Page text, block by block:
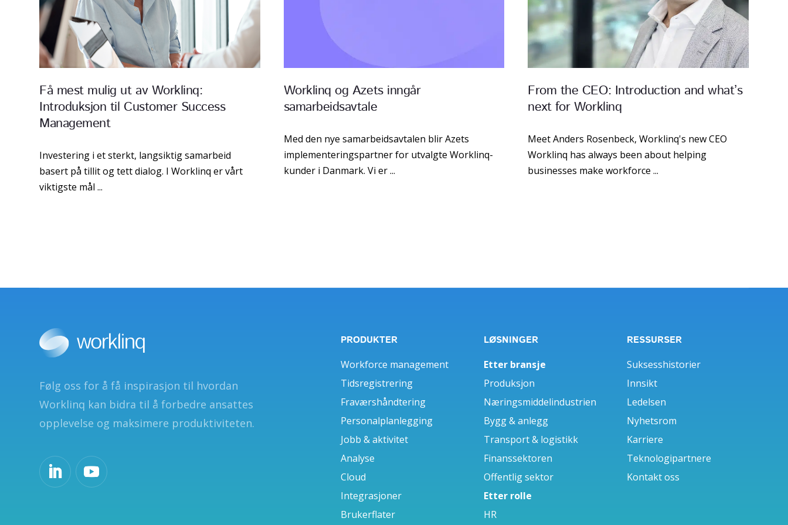
Få mest mulig ut av Worklinq:
Introduksjon til Customer Success
Management
Investering i et sterkt, langsiktig samarbeid
basert på tillit og tett dialog. I Worklinq er vårt
viktigste mål ...
Worklinq og Azets inngår
samarbeidsavtale
Med den nye samarbeidsavtalen blir Azets
implementeringspartner for utvalgte Worklinq-
kunder i Danmark. Vi er ...
From the CEO: Introduction and what’s
next for Worklinq
Meet Anders Rosenbeck, Worklinq's new CEO
Worklinq has always been about helping
businesses make workforce ...
Følg oss for å få inspirasjon til hvordan
Worklinq kan bidra til å forbedre ansattes
opplevelse og maksimere produktiviteten.
PRODUKTER
Workforce management
Tidsregistrering
Fraværshåndtering
Personalplanlegging
Jobb & aktivitet
Analyse
Cloud
Integrasjoner
Brukerflater
LØSNINGER
Etter bransje
Produksjon
Næringsmiddelindustrien
Bygg & anlegg
Transport & logistikk
Finanssektoren
Offentlig sektor
Etter rolle
HR
RESSURSER
Suksesshistorier
Innsikt
Ledelsen
Nyhetsrom
Karriere
Teknologipartnere
Kontakt oss